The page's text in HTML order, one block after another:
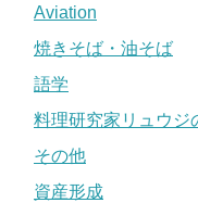
Aviation
焼きそば・油そば
語学
料理研究家リュウジ
その他
資産形成